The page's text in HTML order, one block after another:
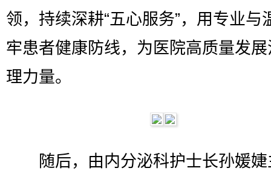
领，持续深耕“五心服务”，用专业与
牢患者健康防线，为医院高质量发
理力量。
随后，由内分泌科护士长孙媛婕